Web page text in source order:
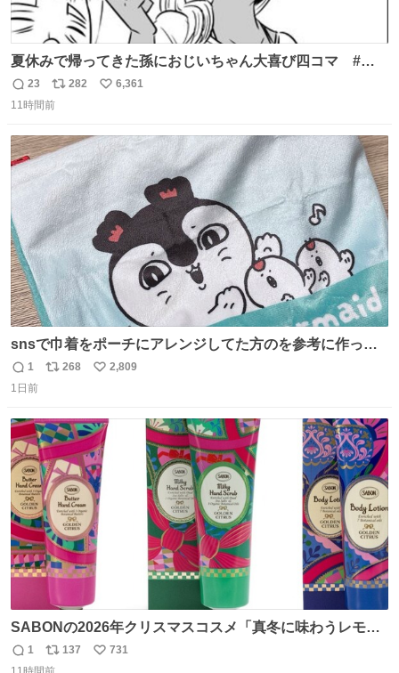
夏休みで帰ってきた孫におじいちゃん大喜び四コマ #四
コマ漫画 #Web漫画 #漫画が読めるハッシュタグ
返
信
23
リ
ポ
ト
数
282
い
数
6,361
11時間前
snsで巾着をポーチにアレンジしてた方のを参考に作って
みました🧵 裁縫は得意でないので、ザクザクの目測で縫い
ましたので悪しからず🙏🏻 裏地は人魚のウロコ風な柄にし
に入り⭐️
返
信
1
リ
ト
数
268
い
数
2,809
1日前
SABONの2026年クリスマスコスメ「真冬に味わうレモン
ティーの香り」限定ボディスクラブ＆バスオイルなど -
fashion-press.net/news/149659
返
1
リ
137
い
731